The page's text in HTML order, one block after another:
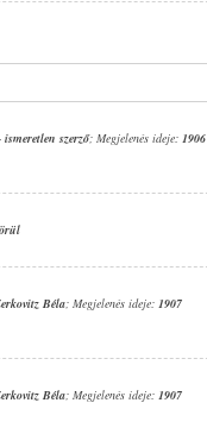
ismeretlen szerző; Megjelenés ideje: 1906
Béla; Megjelenés ideje: 1907
Béla; Megjelenés ideje: 1907